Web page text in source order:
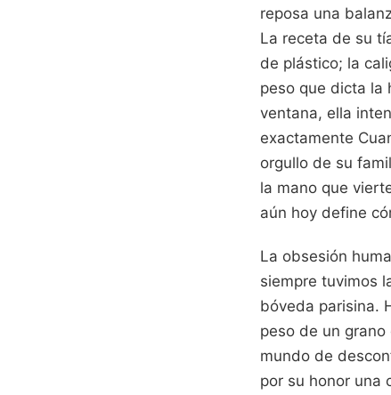
reposa una
La receta de su
de plástico; la
peso que dicta la
ventana, ella
exactamente
orgullo de su
la mano que
aún hoy define
La obsesión
siempre tuvimos
bóveda parisina.
peso de un
mundo de
por su honor una